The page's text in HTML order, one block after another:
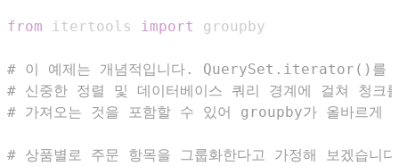
from itertools import
# 이 예제는 개념적입니다. QuerySet.iterator()를
# 신중한 정렬 및 데이터베이스 쿼리 경계에 걸쳐 청크
# 가져오는 것을 포함할 수 있어 groupby가 올바르게
# 상품별로 주문 항목을 그룹화한다고 가정해 보겠습니